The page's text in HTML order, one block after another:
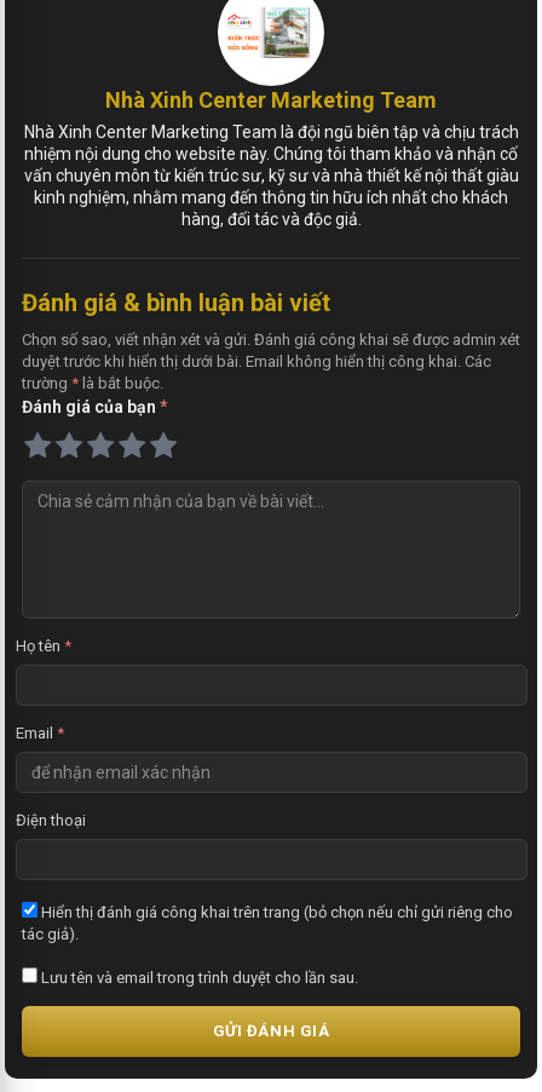
Nhà Xinh Center Marketing Team
Nhà Xinh Center Marketing Team là đội ngũ biên tập và chịu trách
nhiệm nội dung cho website này. Chúng tôi tham khảo và nhận cố
vấn chuyên môn từ kiến trúc sư, kỹ sư và nhà thiết kế nội thất giàu
kinh nghiệm, nhằm mang đến thông tin hữu ích nhất cho khách
hàng, đối tác và độc giả.
Đánh giá & bình luận bài viết
Chọn số sao, viết nhận xét và gửi. Đánh giá công khai sẽ được admin xét
duyệt trước khi hiển thị dưới bài. Email không hiển thị công khai. Các
trường * là bắt buộc.
Đánh giá của bạn *
Họ tên *
Email *
Điện thoại
Hiển thị đánh giá công khai trên trang (bỏ chọn nếu chỉ gửi riêng cho
tác giả).
Lưu tên và email trong trình duyệt cho lần sau.
GỬI ĐÁNH GIÁ